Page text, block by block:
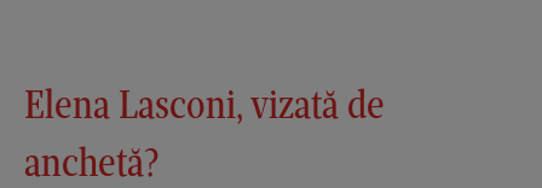
Elena Lasconi, vizată de
anchetă?